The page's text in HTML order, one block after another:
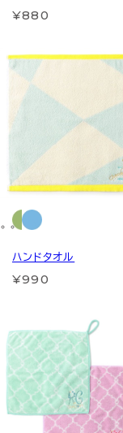
¥880
ハンドタオル
¥990